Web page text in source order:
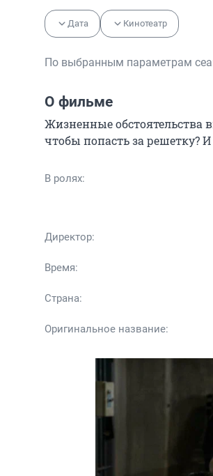
Дата Кинотеатр
По выбранным параметрам
О фильме
Жизненные обстоятельства
чтобы попасть за решетку?
В ролях:
Директор:
Время:
Страна:
Оригинальное название: